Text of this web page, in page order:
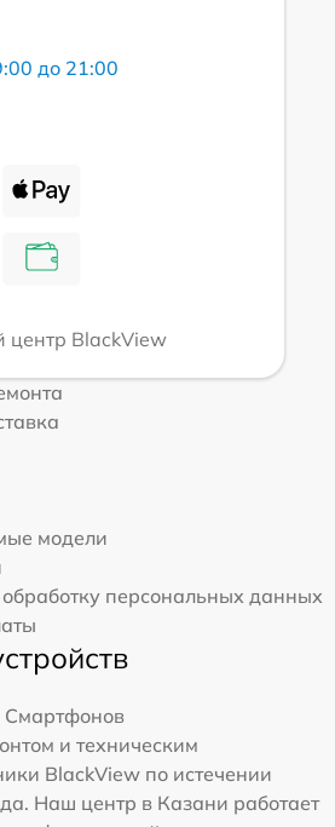
до 21:00
BlackView
модели
персональных данных
Смартфонов
и техническим
BlackView по истечении
Наш центр в Казани работает